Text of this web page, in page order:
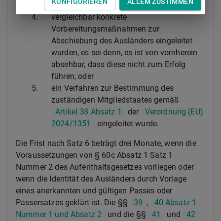
Abschiebung eingeleitet wurde,
4.
vergleichbar konkrete
Vorbereitungsmaßnahmen zur
Abschiebung des Ausländers eingeleitet
wurden, es sei denn, es ist von vornherein
absehbar, dass diese nicht zum Erfolg
führen, oder
5.
ein Verfahren zur Bestimmung des
zuständigen Mitgliedstaates gemäß
Artikel 38 Absatz 1
der
Verordnung (EU)
2024/1351
eingeleitet wurde.
Die Frist nach Satz 6 beträgt drei Monate, wenn die
Voraussetzungen von § 60c Absatz 1 Satz 1
Nummer 2 des Aufenthaltsgesetzes vorliegen oder
wenn die Identität des Ausländers durch Vorlage
eines anerkannten und gültigen Passes oder
Passersatzes geklärt ist. Die §§
39 ,
40 Absatz 1
Nummer 1 und Absatz 2
und die §§ 41 und 42